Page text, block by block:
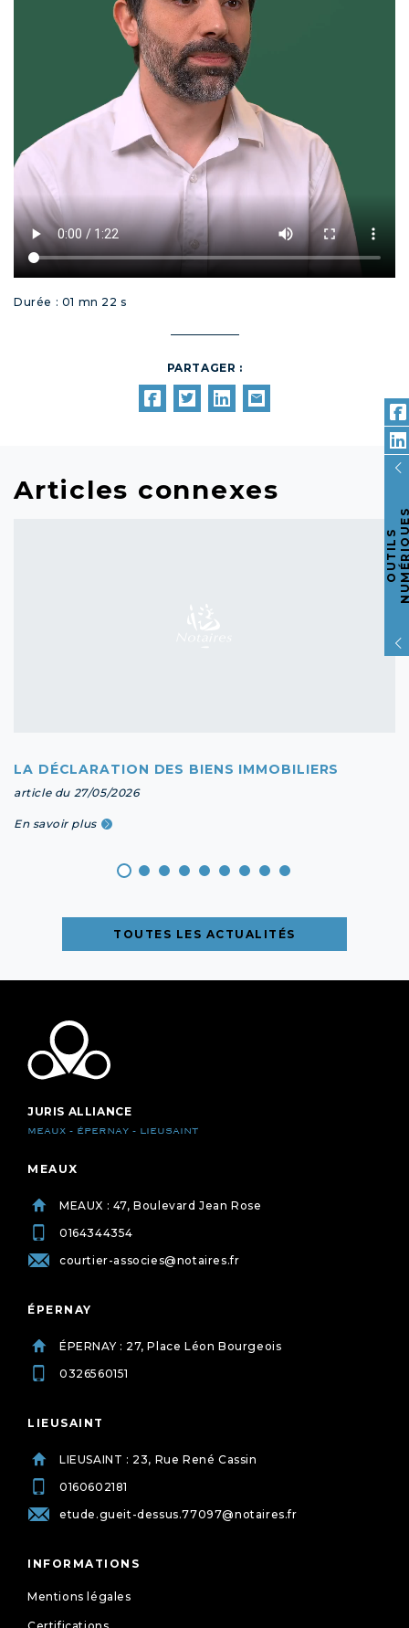
Durée : 01 mn 22 s
PARTAGER :
Articles connexes
LA DÉCLARATION DES BIENS IMMOBILIERS
article du 27/05/2026
En savoir plus
TOUTES LES ACTUALITÉS
JURIS ALLIANCE
MEAUX - ÉPERNAY - LIEUSAINT
MEAUX
MEAUX : 47, Boulevard Jean Rose
0164344354
courtier-associes@notaires.fr
ÉPERNAY
ÉPERNAY : 27, Place Léon Bourgeois
0326560151
LIEUSAINT
LIEUSAINT : 23, Rue René Cassin
0160602181
etude.gueit-dessus.77097@notaires.fr
INFORMATIONS
Mentions légales
O
U
T
I
L
S
N
U
M
É
R
I
Q
U
E